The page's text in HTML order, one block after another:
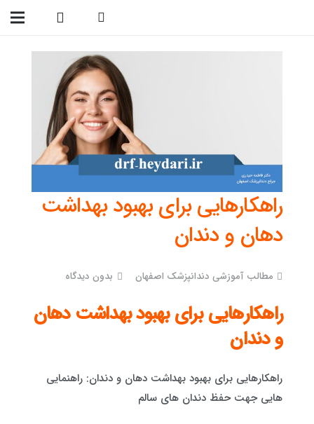
راهکارهایی برای بهبود بهداشت
دهان و دندان
مطالب آموزشی دندانپزشک اصفهان بدون دیدگاه
راهکارهایی برای بهبود بهداشت دهان
و دندان
راهکارهایی برای بهبود بهداشت دهان و دندان: راهنمایی
هایی جهت حفظ دندان های سالم